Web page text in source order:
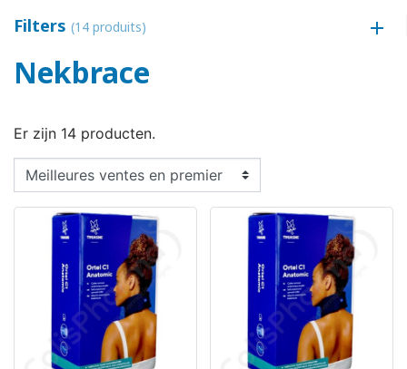
Filters (14 produits)
Nekbrace
Er zijn 14 producten.